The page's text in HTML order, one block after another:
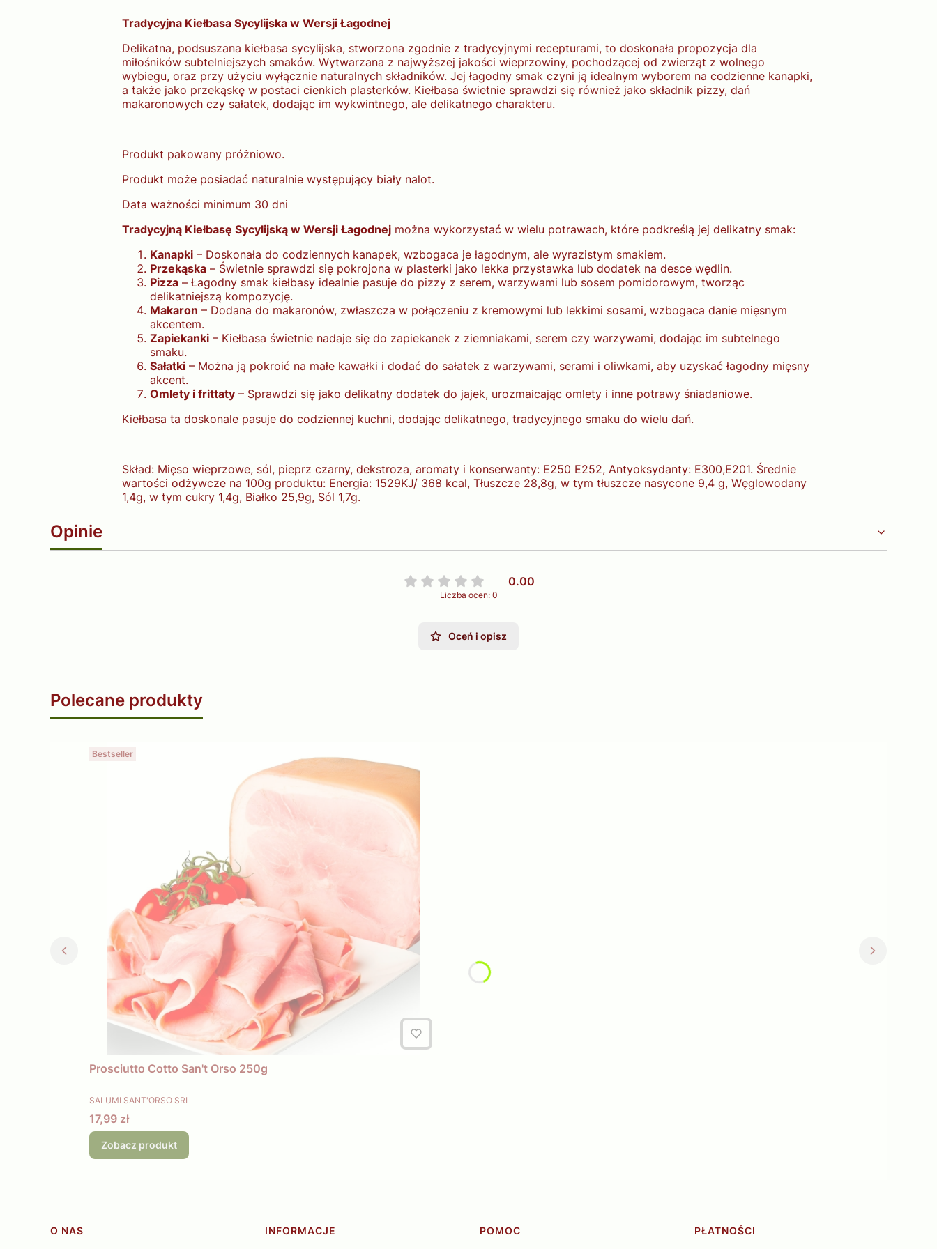
Tradycyjna Kiełbasa Sycylijska w Wersji Łagodnej
Delikatna, podsuszana kiełbasa sycylijska, stworzona zgodnie z tradycyjnymi recepturami, to doskonała propozycja dla
miłośników subtelniejszych smaków. Wytwarzana z najwyższej jakości wieprzowiny, pochodzącej od zwierząt z wolnego
wybiegu, oraz przy użyciu wyłącznie naturalnych składników. Jej łagodny smak czyni ją idealnym wyborem na codzienne kanapki,
a także jako przekąskę w postaci cienkich plasterków. Kiełbasa świetnie sprawdzi się również jako składnik pizzy, dań
makaronowych czy sałatek, dodając im wykwintnego, ale delikatnego charakteru.
Produkt pakowany próżniowo.
Produkt może posiadać naturalnie występujący biały nalot.
Data ważności minimum 30 dni
Tradycyjną Kiełbasę Sycylijską w Wersji Łagodnejmożna wykorzystać w wielu potrawach, które podkreślą jej delikatny smak:
Kanapki– Doskonała do codziennych kanapek, wzbogaca je łagodnym, ale wyrazistym smakiem.
Przekąska– Świetnie sprawdzi się pokrojona w plasterki jako lekka przystawka lub dodatek na desce wędlin.
Pizza– Łagodny smak kiełbasy idealnie pasuje do pizzy z serem, warzywami lub sosem pomidorowym, tworząc
delikatniejszą kompozycję.
Makaron – Dodana do makaronów, zwłaszcza w połączeniu z kremowymi lub lekkimi sosami, wzbogaca danie mięsnym
akcentem.
Zapiekanki– Kiełbasa świetnie nadaje się do zapiekanek z ziemniakami, serem czy warzywami, dodając im subtelnego
smaku.
Sałatki– Można ją pokroić na małe kawałki i dodać do sałatek z warzywami, serami i oliwkami, aby uzyskać łagodny mięsny
akcent.
Omlety i frittaty– Sprawdzi się jako delikatny dodatek do jajek, urozmaicając omlety i inne potrawy śniadaniowe.
Kiełbasa ta doskonale pasuje do codziennej kuchni, dodając delikatnego, tradycyjnego smaku do wielu dań.
Skład: Mięso wieprzowe, sól, pieprz czarny, dekstroza, aromaty i konserwanty: E250 E252, Antyoksydanty: E300,E201. Średnie
wartości odżywcze na 100g produktu: Energia: 1529KJ/ 368 kcal, Tłuszcze 28,8g, w tym tłuszcze nasycone 9,4 g, Węglowodany
1,4g, w tym cukry 1,4g, Białko 25,9g, Sól 1,7g.
Opinie
0.00
Liczba ocen: 0
Oceń i opisz
Polecane produkty
Bestseller
Prosciutto Cotto San't Orso 250g
PRODUCENT
SALUMI SANT'ORSO SRL
Cena
17,99 zł
Zobacz produkt
Linki w stopce
O NAS
INFORMACJE
POMOC
PŁATNOŚCI